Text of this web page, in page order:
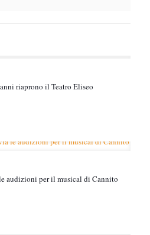
riaprono il Teatro Eliseo
audizioni per il musical di Cannito